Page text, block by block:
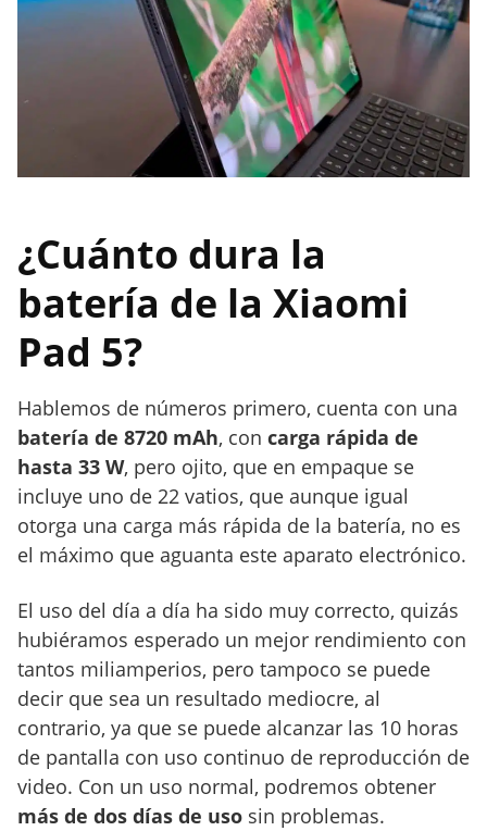
¿Cuánto dura la
batería de la Xiaomi
Pad 5?
Hablemos de números primero, cuenta con una
batería de 8720 mAh, con carga rápida de
hasta 33 W, pero ojito, que en empaque se
incluye uno de 22 vatios, que aunque igual
otorga una carga más rápida de la batería, no es
el máximo que aguanta este aparato electrónico.
El uso del día a día ha sido muy correcto, quizás
hubiéramos esperado un mejor rendimiento con
tantos miliamperios, pero tampoco se puede
decir que sea un resultado mediocre, al
contrario, ya que se puede alcanzar las 10 horas
de pantalla con uso continuo de reproducción de
video. Con un uso normal, podremos obtener
más de dos días de uso sin problemas.